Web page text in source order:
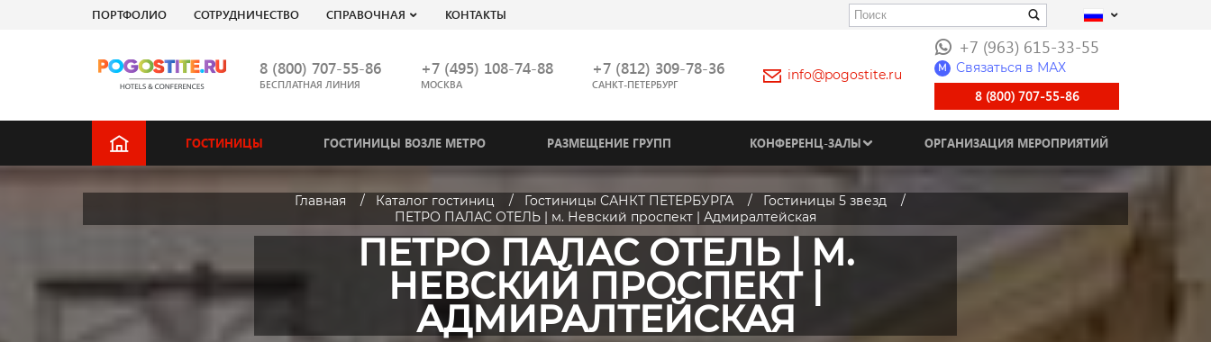
ПОРТФОЛИО СОТРУДНИЧЕСТВО СПРАВОЧНАЯ КОНТАКТЫ
8 (800) 707-55-86
БЕСПЛАТНАЯ ЛИНИЯ
+7 (495) 108-74-88
МОСКВА
+7 (812) 309-78-36
САНКТ-ПЕТЕРБУРГ
info@pogostite.ru
+7 (963) 615-33-55
M Связаться в МАХ
8 (800) 707-55-86
ГОСТИНИЦЫ ГОСТИНИЦЫ ВОЗЛЕ МЕТРО РАЗМЕЩЕНИЕ ГРУПП КОНФЕРЕНЦ-ЗАЛЫ ОРГАНИЗАЦИЯ МЕРОПРИЯТИЙ
Главная Каталог гостиниц Гостиницы САНКТ ПЕТЕРБУРГА
Гостиницы 5 звезд
ПЕТРО ПАЛАС ОТЕЛЬ | м. Невский проспект | Адмиралтейская
ПЕТРО ПАЛАС ОТЕЛЬ | М.
НЕВСКИЙ ПРОСПЕКТ |
АДМИРАЛТЕЙСКАЯ